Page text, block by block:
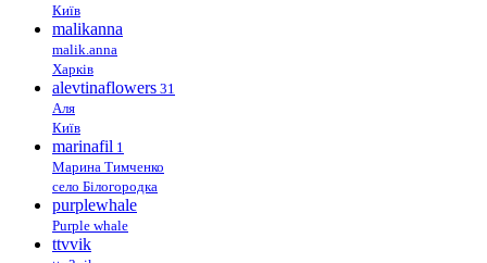
Київ
malikanna
malik.anna
Харків
alevtinaflowers 31
Аля
Київ
marinafil 1
Марина Тимченко
село Білогородка
purplewhale
Purple whale
ttvvik